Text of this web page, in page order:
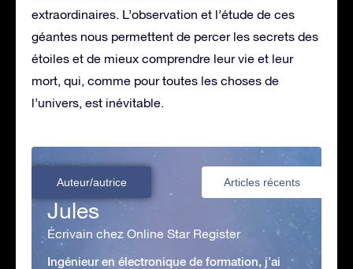
extraordinaires. L’observation et l’étude de ces
géantes nous permettent de percer les secrets des
étoiles et de mieux comprendre leur vie et leur
mort, qui, comme pour toutes les choses de
l’univers, est inévitable.
Auteur/autrice Articles récents
Jules
Écrivain chez Online Star Register
Ingénieur en électronique de formation, j’ai